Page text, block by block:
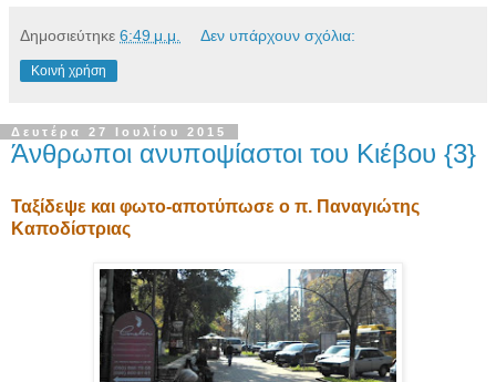
Δημοσιεύτηκε 6:49 μ.μ. Δεν υπάρχουν σχόλια:
Κοινή χρήση
Δευτέρα 27 Ιουλίου 2015
Άνθρωποι ανυποψίαστοι του Κιέβου {3}
Ταξίδεψε και φωτο-αποτύπωσε ο π. Παναγιώτης
Καποδίστριας